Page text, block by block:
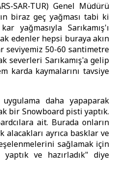
SAR-TUR) Genel Müdürü
biraz geç yağması tabi ki
yağmasıyla Sarıkamış'ı
edenler hepsi buraya akın
seviyemiz 50-60 santimetre
severleri Sarıkamış'a gelip
karda kaymalarını tavsiye
daha yapaparak
bir Snowboard pisti yaptık.
ait. Burada onların
alacakları ayrıca basklar ve
sağlamak için
ve hazırladık" diye